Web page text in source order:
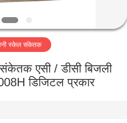
स्केल संकेतक
एसी / डीसी बिजली
डिजिटल प्रकार